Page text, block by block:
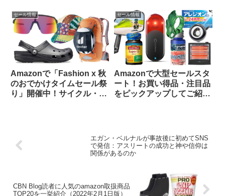
します
をピックアップしてご紹介
セール情報
Amazonで「Fashion x 秋
のおでかけタイムセール祭
り」開催中！サイクル・ア
セール情報
Amazonで大型セールスタ
ート！お買い得品・注目品
をピックアップしてご紹介
エガン・ベルナルが事故後に初めてSNS
で発信：アスリートの成功と神や信仰は
関係があるのか
CBN Blog読者に人気のamazon取扱商品
TOP20を一挙紹介（2022年2月1日版）